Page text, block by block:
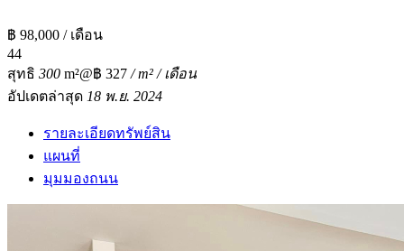
฿ 98,000 / เดือน
44
สุทธิ 300 m²@฿ 327 / m² / เดือน
อัปเดตล่าสุด 18 พ.ย. 2024
รายละเอียดทรัพย์สิน
แผนที่
มุมมองถนน